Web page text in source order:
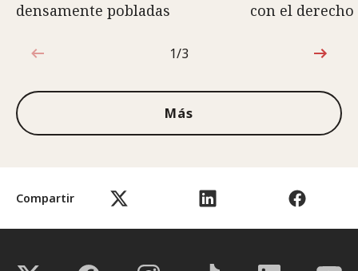
Compartir
densamente pobladas
con el derecho
1de3
1/3
Más